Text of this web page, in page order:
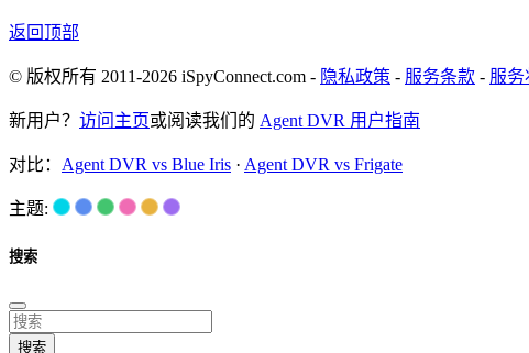
返回顶部
© 版权所有 2011-2026 iSpyConnect.com - 隐私政策 - 服务条款 - 服务
新用户？ 访问主页或阅读我们的 Agent DVR 用户指南
对比： Agent DVR vs Blue Iris · Agent DVR vs Frigate
主题:
搜索
搜索